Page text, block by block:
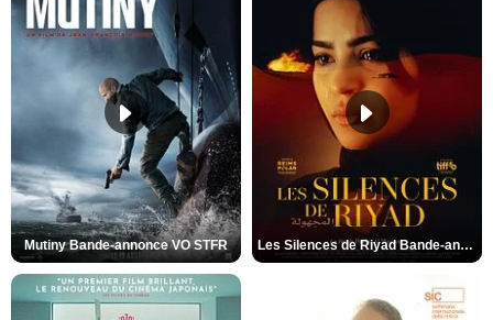
Mutiny Bande-annonce VO STFR Les Silences de Riyad Bande-annonce VO STFR